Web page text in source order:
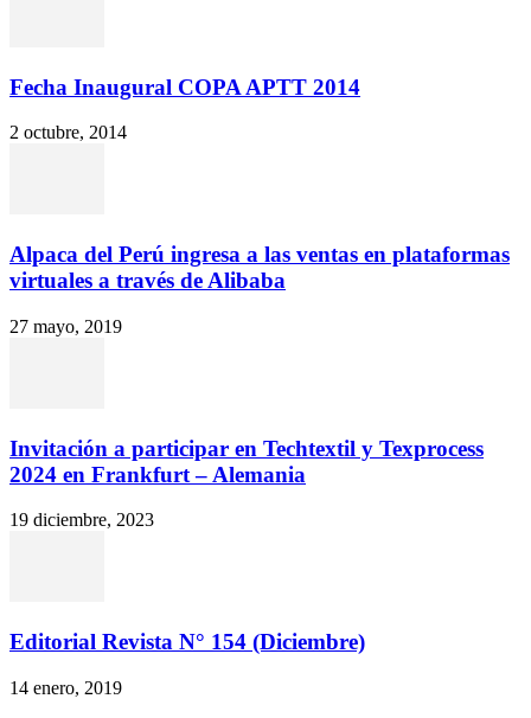
Fecha Inaugural COPA APTT 2014
2 octubre, 2014
Alpaca del Perú ingresa a las ventas en plataformas
virtuales a través de Alibaba
27 mayo, 2019
Invitación a participar en Techtextil y Texprocess
2024 en Frankfurt – Alemania
19 diciembre, 2023
Editorial Revista N° 154 (Diciembre)
14 enero, 2019